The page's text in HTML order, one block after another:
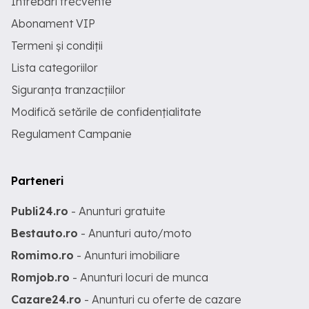
Abonament VIP
Termeni și condiții
Lista categoriilor
Siguranța tranzacțiilor
Modifică setările de confidențialitate
Regulament Campanie
Parteneri
Publi24.ro - Anunturi gratuite
Bestauto.ro - Anunturi auto/moto
Romimo.ro - Anunturi imobiliare
Romjob.ro - Anunturi locuri de munca
Cazare24.ro - Anunturi cu oferte de cazare